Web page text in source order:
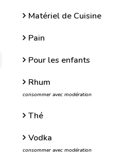
Matériel de Cuisine
Pain
Pour les enfants
Rhum
consommer avec modération
Thé
Vodka
consommer avec modération